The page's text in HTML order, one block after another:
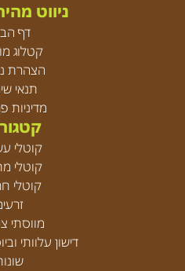
ניווט
דף
קטלוג
הצהרת
תנאי
מדיניות
קוטלי
קוטלי
קוטלי
מווסתי
דישון עלוותי